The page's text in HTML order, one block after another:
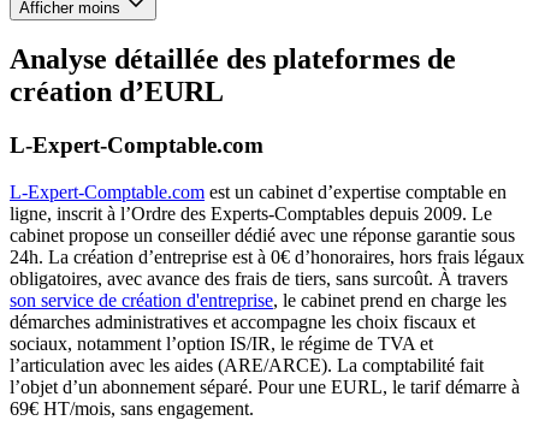
Afficher moins
Analyse détaillée des plateformes de
création d’EURL
L-Expert-Comptable.com
L-Expert-Comptable.com est un cabinet d’expertise comptable en
ligne, inscrit à l’Ordre des Experts-Comptables depuis 2009. Le
cabinet propose un conseiller dédié avec une réponse garantie sous
24h. La création d’entreprise est à 0€ d’honoraires, hors frais légaux
obligatoires, avec avance des frais de tiers, sans surcoût. À travers
son service de création d'entreprise, le cabinet prend en charge les
démarches administratives et accompagne les choix fiscaux et
sociaux, notamment l’option IS/IR, le régime de TVA et
l’articulation avec les aides (ARE/ARCE). La comptabilité fait
l’objet d’un abonnement séparé. Pour une EURL, le tarif démarre à
69€ HT/mois, sans engagement.